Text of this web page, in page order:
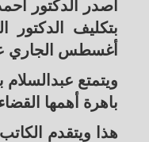
أغسطس الجاري
ويتمتع
باهرة أهمها القضاء على 80% من
هذا ويتقدم